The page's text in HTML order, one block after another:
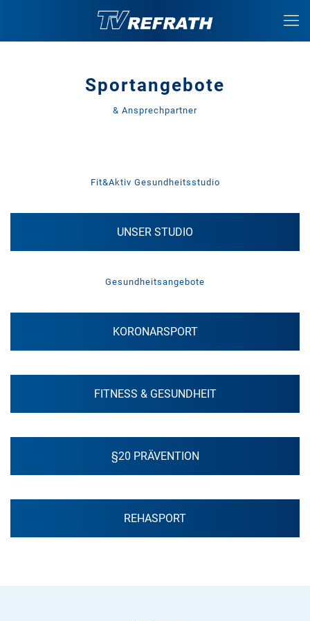
Sportangebote
& Ansprechpartner
Fit&Aktiv Gesundheitsstudio
UNSER STUDIO
Gesundheitsangebote
KORONARSPORT
FITNESS & GESUNDHEIT
§20 PRÄVENTION
REHASPORT